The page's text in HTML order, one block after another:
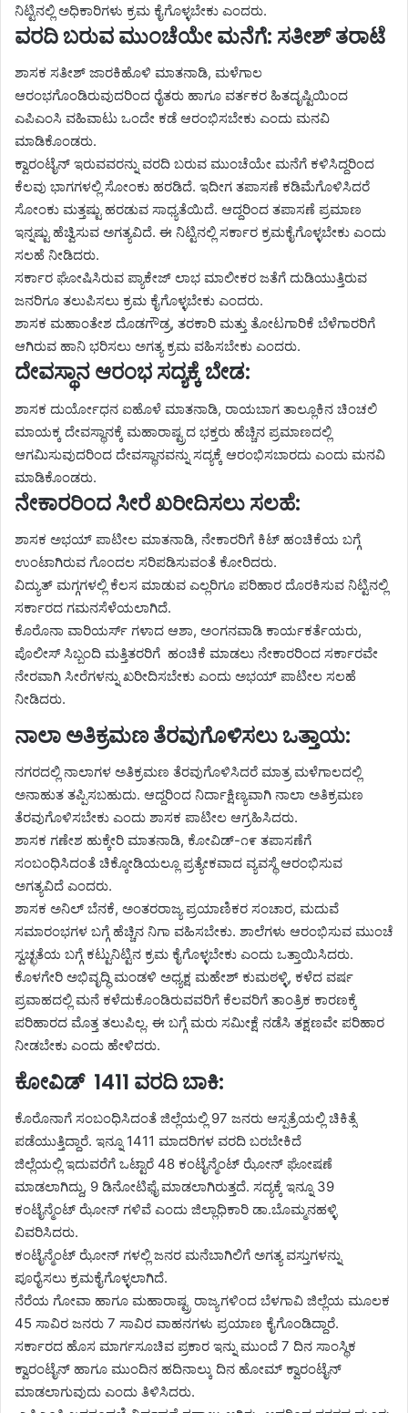
ನಿಟ್ಟಿನಲ್ಲಿ ಅಧಿಕಾರಿಗಳು ಕ್ರಮ ಕೈಗೊಳ್ಳಬೇಕು ಎಂದರು.
ವರದಿ ಬರುವ ಮುಂಚೆಯೇ ಮನೆಗೆ: ಸತೀಶ್ ತರಾಟೆ
ಶಾಸಕ ಸತೀಶ್ ಜಾರಕಿಹೊಳಿ ಮಾತನಾಡಿ, ಮಳೆಗಾಲ
ಆರಂಭಗೊಂಡಿರುವುದರಿಂದ ರೈತರು ಹಾಗೂ ವರ್ತಕರ ಹಿತದೃಷ್ಟಿಯಿಂದ
ಎಪಿಎಂಸಿ ವಹಿವಾಟು ಒಂದೇ ಕಡೆ ಆರಂಭಿಸಬೇಕು ಎಂದು ಮನವಿ
ಮಾಡಿಕೊಂಡರು.
ಕ್ವಾರಂಟೈನ್ ಇರುವವರನ್ನು ವರದಿ ಬರುವ ಮುಂಚೆಯೇ ಮನೆಗೆ ಕಳಿಸಿದ್ದರಿಂದ
ಕೆಲವು ಭಾಗಗಳಲ್ಲಿ ಸೋಂಕು ಹರಡಿದೆ. ಇದೀಗ ತಪಾಸಣೆ ಕಡಿಮೆಗೊಳಿಸಿದರೆ
ಸೋಂಕು ಮತ್ತಷ್ಟು ಹರಡುವ ಸಾಧ್ಯತೆಯಿದೆ. ಆದ್ದರಿಂದ ತಪಾಸಣೆ ಪ್ರಮಾಣ
ಇನ್ನಷ್ಟು ಹೆಚ್ವಿಸುವ ಅಗತ್ಯವಿದೆ. ಈ ನಿಟ್ಟಿನಲ್ಲಿ ಸರ್ಕಾರ ಕ್ರಮಕೈಗೊಳ್ಳಬೇಕು ಎಂದು
ಸಲಹೆ ನೀಡಿದರು.
ಸರ್ಕಾರ ಘೋಷಿಸಿರುವ ಪ್ಯಾಕೇಜ್ ಲಾಭ ಮಾಲೀಕರ ಜತೆಗೆ ದುಡಿಯುತ್ತಿರುವ
ಜನರಿಗೂ ತಲುಪಿಸಲು ಕ್ರಮ ಕೈಗೊಳ್ಳಬೇಕು ಎಂದರು.
ಶಾಸಕ ಮಹಾಂತೇಶ ದೊಡಗೌಡ್ರ, ತರಕಾರಿ ಮತ್ತು ತೋಟಗಾರಿಕೆ ಬೆಳೆಗಾರರಿಗೆ
ಆಗಿರುವ ಹಾನಿ ಭರಿಸಲು ಅಗತ್ಯ ಕ್ರಮ ವಹಿಸಬೇಕು ಎಂದರು.
ದೇವಸ್ಥಾನ ಆರಂಭ ಸದ್ಯಕ್ಕೆ ಬೇಡ:
ಶಾಸಕ ದುರ್ಯೋಧನ ಐಹೊಳೆ ಮಾತನಾಡಿ, ರಾಯಬಾಗ ತಾಲ್ಲೂಕಿನ ಚಿಂಚಲಿ
ಮಾಯಕ್ಕ ದೇವಸ್ಥಾನಕ್ಕೆ ಮಹಾರಾಷ್ಟ್ರದ ಭಕ್ತರು ಹೆಚ್ಚಿನ ಪ್ರಮಾಣದಲ್ಲಿ
ಆಗಮಿಸುವುದರಿಂದ ದೇವಸ್ಥಾನವನ್ನು ಸದ್ಯಕ್ಕೆ ಆರಂಭಿಸಬಾರದು ಎಂದು ಮನವಿ
ಮಾಡಿಕೊಂಡರು.
ನೇಕಾರರಿಂದ ಸೀರೆ ಖರೀದಿಸಲು ಸಲಹೆ:
ಶಾಸಕ ಅಭಯ್ ಪಾಟೀಲ ಮಾತನಾಡಿ, ನೇಕಾರರಿಗೆ ಕಿಟ್ ಹಂಚಿಕೆಯ ಬಗ್ಗೆ
ಉಂಟಾಗಿರುವ ಗೊಂದಲ ಸರಿಪಡಿಸುವಂತೆ ಕೋರಿದರು.
ವಿದ್ಯುತ್ ಮಗ್ಗಗಳಲ್ಲಿ ಕೆಲಸ ಮಾಡುವ ಎಲ್ಲರಿಗೂ ಪರಿಹಾರ ದೊರಕಿಸುವ ನಿಟ್ಟಿನಲ್ಲಿ
ಸರ್ಕಾರದ ಗಮನಸೆಳೆಯಲಾಗಿದೆ.
ಕೊರೊನಾ ವಾರಿಯರ್ಸ್ ಗಳಾದ ಆಶಾ, ಅಂಗನವಾಡಿ ಕಾರ್ಯಕರ್ತೆಯರು,
ಪೊಲೀಸ್ ಸಿಬ್ಬಂದಿ ಮತ್ತಿತರರಿಗೆ ಹಂಚಿಕೆ ಮಾಡಲು ನೇಕಾರರಿಂದ ಸರ್ಕಾರವೇ
ನೇರವಾಗಿ ಸೀರೆಗಳನ್ನು ಖರೀದಿಸಬೇಕು ಎಂದು ಅಭಯ್ ಪಾಟೀಲ ಸಲಹೆ
ನೀಡಿದರು.
ನಾಲಾ ಅತಿಕ್ರಮಣ ತೆರವುಗೊಳಿಸಲು ಒತ್ತಾಯ:
ನಗರದಲ್ಲಿ ನಾಲಾ‌ಗಳ ಅತಿಕ್ರಮಣ ತೆರವುಗೊಳಿಸಿದರೆ ಮಾತ್ರ ಮಳೆಗಾಲದಲ್ಲಿ
ಅನಾಹುತ ತಪ್ಪಿಸಬಹುದು. ಆದ್ದರಿಂದ ನಿರ್ದಾಕ್ಷಿಣ್ಯವಾಗಿ ನಾಲಾ ಅತಿಕ್ರಮಣ
ತೆರವುಗೊಳಿಸಬೇಕು ಎಂದು ಶಾಸಕ ಪಾಟೀಲ ಆಗ್ರಹಿಸಿದರು.
ಶಾಸಕ ಗಣೇಶ ಹುಕ್ಕೇರಿ ಮಾತನಾಡಿ, ಕೋವಿಡ್-೧೯ ತಪಾಸಣೆಗೆ
ಸಂಬಂಧಿಸಿದಂತೆ ಚಿಕ್ಕೋಡಿಯಲ್ಲೂ ಪ್ರತ್ಯೇಕವಾದ ವ್ಯವಸ್ಥೆ ಆರಂಭಿಸುವ
ಅಗತ್ಯವಿದೆ ಎಂದರು.
ಶಾಸಕ ಅನಿಲ್ ಬೆನಕೆ, ಅಂತರರಾಜ್ಯ ಪ್ರಯಾಣಿಕರ ಸಂಚಾರ, ಮದುವೆ
ಸಮಾರಂಭಗಳ ಬಗ್ಗೆ ಹೆಚ್ಚಿನ ನಿಗಾ ವಹಿಸಬೇಕು. ಶಾಲೆಗಳು ಆರಂಭಿಸುವ ಮುಂಚೆ
ಸ್ವಚ್ಛತೆಯ ಬಗ್ಗೆ ಕಟ್ಟುನಿಟ್ಟಿನ ಕ್ರಮ ಕೈಗೊಳ್ಳಬೇಕು ಎಂದು ಒತ್ತಾಯಿಸಿದರು.
ಕೊಳಗೇರಿ ಅಭಿವೃದ್ಧಿ ಮಂಡಳಿ ಅಧ್ಯಕ್ಷ ಮಹೇಶ್ ಕುಮಠಳ್ಳಿ, ಕಳೆದ ವರ್ಷ
ಪ್ರವಾಹದಲ್ಲಿ ಮನೆ ಕಳೆದುಕೊಂಡಿರುವವರಿಗೆ ಕೆಲವರಿಗೆ ತಾಂತ್ರಿಕ ಕಾರಣಕ್ಕೆ
ಪರಿಹಾರದ ಮೊತ್ತ ತಲುಪಿಲ್ಲ. ಈ ಬಗ್ಗೆ ಮರು ಸಮೀಕ್ಷೆ ನಡೆಸಿ ತಕ್ಷಣವೇ ಪರಿಹಾರ
ನೀಡಬೇಕು ಎಂದು ಹೇಳಿದರು.
ಕೋವಿಡ್ 1411 ವರದಿ ಬಾಕಿ:
ಕೊರೊನಾಗೆ ಸಂಬಂಧಿಸಿದಂತೆ ಜಿಲ್ಲೆಯಲ್ಲಿ 97 ಜನರು ಆಸ್ಪತ್ರೆಯಲ್ಲಿ ಚಿಕಿತ್ಸೆ
ಪಡೆಯುತ್ತಿದ್ದಾರೆ. ಇನ್ನೂ 1411 ಮಾದರಿಗಳ ವರದಿ ಬರಬೇಕಿದೆ
ಜಿಲ್ಲೆಯಲ್ಲಿ ಇದುವರೆಗೆ ಒಟ್ಟಾರೆ 48 ಕಂಟೈನ್ಮೆಂಟ್ ಝೋನ್ ಘೋಷಣೆ
ಮಾಡಲಾಗಿದ್ದು, 9 ಡಿನೋಟಿಫೈ ಮಾಡಲಾಗಿರುತ್ತದೆ. ಸದ್ಯಕ್ಕೆ ಇನ್ನೂ 39
ಕಂಟೈನ್ಮೆಂಟ್ ಝೋನ್ ಗಳಿವೆ ಎಂದು ಜಿಲ್ಲಾಧಿಕಾರಿ ಡಾ.ಬೊಮ್ಮನಹಳ್ಳಿ
ವಿವರಿಸಿದರು.
ಕಂಟೈನ್ಮೆಂಟ್ ಝೋನ್ ಗಳಲ್ಲಿ ಜನರ ಮನೆಬಾಗಿಲಿಗೆ ಅಗತ್ಯ ವಸ್ತುಗಳನ್ನು
ಪೂರೈಸಲು ಕ್ರಮಕೈಗೊಳ್ಳಲಾಗಿದೆ.
ನೆರೆಯ ಗೋವಾ ಹಾಗೂ ಮಹಾರಾಷ್ಟ್ರ ರಾಜ್ಯಗಳಿಂದ ಬೆಳಗಾವಿ ಜಿಲ್ಲೆಯ ಮೂಲಕ
45 ಸಾವಿರ ಜನರು 7 ಸಾವಿರ ವಾಹನಗಳು ಪ್ರಯಾಣ ಕೈಗೊಂಡಿದ್ದಾರೆ.
ಸರ್ಕಾರದ ಹೊಸ ಮಾರ್ಗಸೂಚಿವ ಪ್ರಕಾರ ಇನ್ನು ಮುಂದೆ 7 ದಿನ ಸಾಂಸ್ಥಿಕ
ಕ್ವಾರಂಟೈನ್ ಹಾಗೂ ಮುಂದಿನ ಹದಿನಾಲ್ಕು ದಿನ ಹೋಮ್ ಕ್ವಾರಂಟೈನ್
ಮಾಡಲಾಗುವುದು ಎಂದು ತಿಳಿಸಿದರು.